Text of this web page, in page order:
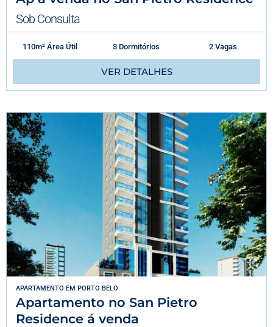
Sob Consulta
110m² Área Útil 3 Dormitórios 2 Vagas
VER DETALHES
APARTAMENTO EM PORTO BELO
Apartamento no San Pietro
Residence á venda